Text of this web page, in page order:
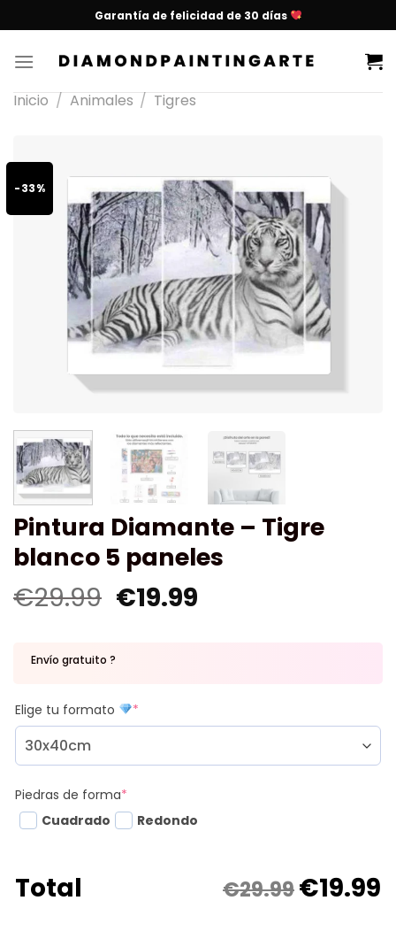
Garantía de felicidad de 30 días
Inicio / Animales / Tigres
-33%
Pintura Diamante – Tigre
blanco 5 paneles
€29.99 €19.99
Envío gratuito ?
Elige tu formato *
Piedras de forma*
Cuadrado
Redondo
Total €29.99€19.99